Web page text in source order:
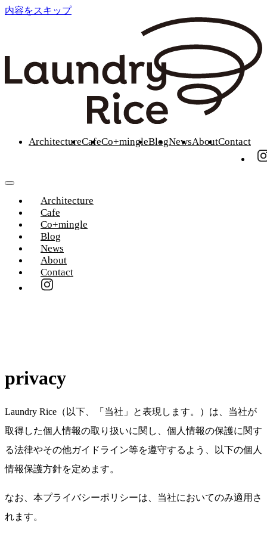
内容をスキップ
ArchitectureCafeCo+mingleBlogNewsAboutContact
Architecture
Cafe
Co+mingle
Blog
News
About
Contact
privacy
Laundry Rice（以下、「当社」と表現します。）は、当社が
取得した個人情報の取り扱いに関し、個人情報の保護に関す
る法律やその他ガイドライン等を遵守するよう、以下の個人
情報保護方針を定めます。
なお、本プライバシーポリシーは、当社においてのみ適用さ
れます。